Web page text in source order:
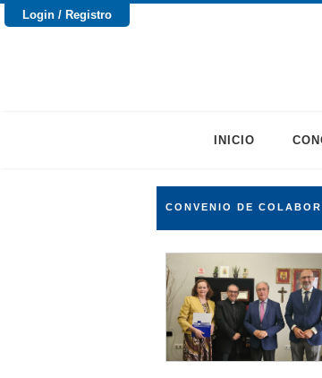
Login / Registro
INICIO
CONVENIO DE